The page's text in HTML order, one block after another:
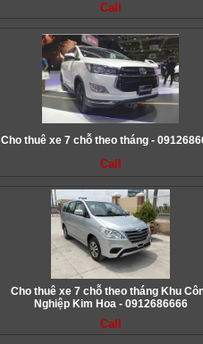
Call
Cho thuê xe 7 chỗ theo tháng -
Call
Cho thuê xe 7 chỗ theo tháng Khu
Nghiệp Kim Hoa - 0912686666
Call